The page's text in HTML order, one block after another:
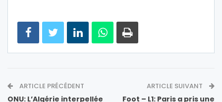
ARTICLE PRÉCÉDENT
ONU: L’Algérie interpellée
ARTICLE SUIVANT
Foot – L1: Paris a pris une